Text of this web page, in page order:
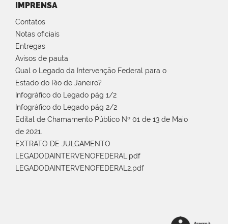
IMPRENSA
Contatos
Notas oficiais
Entregas
Avisos de pauta
Qual o Legado da Intervenção Federal para o
Estado do Rio de Janeiro?
Infográfico do Legado pág 1/2
Infográfico do Legado pág 2/2
Edital de Chamamento Público Nº 01 de 13 de Maio
de 2021.
EXTRATO DE JULGAMENTO
LEGADODAINTERVENOFEDERAL.pdf
LEGADODAINTERVENOFEDERAL2.pdf